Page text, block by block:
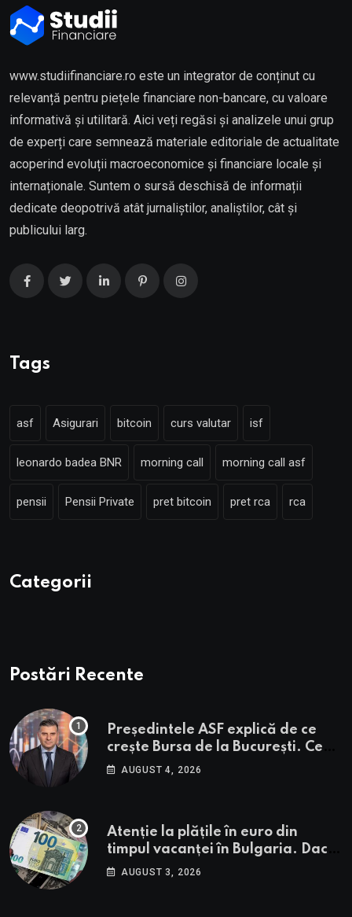
www.studiifinanciare.ro este un integrator de conținut cu
relevanță pentru piețele financiare non-bancare, cu valoare
informativă și utilitară. Aici veți regăsi și analizele unui grup
de experți care semnează materiale editoriale de actualitate
acoperind evoluții macroeconomice și financiare locale și
internaționale. Suntem o sursă deschisă de informații
dedicate deopotrivă atât jurnaliștilor, analiștilor, cât și
publicului larg.
Tags
asf Asigurari bitcoin curs valutar isf
leonardo badea BNR morning call morning call asf
pensii Pensii Private pret bitcoin pret rca rca
Categorii
Postări Recente
Președintele ASF explică de ce
crește Bursa de la București. Ce
urmează pentru BVB potrivit lui
AUGUST 4, 2026
Atenție la plățile în euro din
timpul vacanței în Bulgaria. Dacă
în România cele mai falsificate
AUGUST 3, 2026